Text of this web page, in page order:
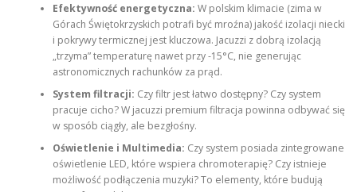
Efektywność energetyczna: W polskim klimacie (zima w
Górach Świętokrzyskich potrafi być mroźna) jakość izolacji niecki
i pokrywy termicznej jest kluczowa. Jacuzzi z dobrą izolacją
„trzyma” temperaturę nawet przy -15°C, nie generując
astronomicznych rachunków za prąd.
System filtracji: Czy filtr jest łatwo dostępny? Czy system
pracuje cicho? W jacuzzi premium filtracja powinna odbywać się
w sposób ciągły, ale bezgłośny.
Oświetlenie i Multimedia: Czy system posiada zintegrowane
oświetlenie LED, które wspiera chromoterapię? Czy istnieje
możliwość podłączenia muzyki? To elementy, które budują